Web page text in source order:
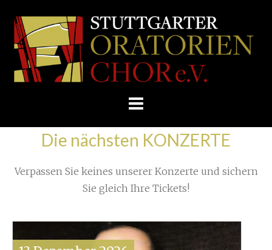
Skip
E.V.
Home Unkategorisiert » /
Die nächsten KONZERTE
Verpassen Sie keines unserer Konzerte und sichern
Sie gleich Ihre Tickets!